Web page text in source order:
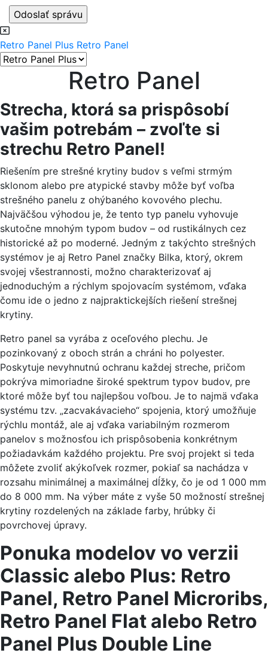
Retro Panel Plus Retro Panel
Retro Panel
Strecha, ktorá sa prispôsobí
vašim potrebám – zvoľte si
strechu Retro Panel!
Riešením pre strešné krytiny budov s veľmi strmým
sklonom alebo pre atypické stavby môže byť voľba
strešného panelu z ohýbaného kovového plechu.
Najväčšou výhodou je, že tento typ panelu vyhovuje
skutočne mnohým typom budov – od rustikálnych cez
historické až po moderné. Jedným z takýchto strešných
systémov je aj Retro Panel značky Bilka, ktorý, okrem
svojej všestrannosti, možno charakterizovať aj
jednoduchým a rýchlym spojovacím systémom, vďaka
čomu ide o jedno z najpraktickejších riešení strešnej
krytiny.
Retro panel sa vyrába z oceľového plechu. Je
pozinkovaný z oboch strán a chráni ho polyester.
Poskytuje nevyhnutnú ochranu každej streche, pričom
pokrýva mimoriadne široké spektrum typov budov, pre
ktoré môže byť tou najlepšou voľbou. Je to najmä vďaka
systému tzv. „zacvakávacieho“ spojenia, ktorý umožňuje
rýchlu montáž, ale aj vďaka variabilným rozmerom
panelov s možnosťou ich prispôsobenia konkrétnym
požiadavkám každého projektu. Pre svoj projekt si teda
môžete zvoliť akýkoľvek rozmer, pokiaľ sa nachádza v
rozsahu minimálnej a maximálnej dĺžky, čo je od 1 000 mm
do 8 000 mm. Na výber máte z vyše 50 možností strešnej
krytiny rozdelených na základe farby, hrúbky či
povrchovej úpravy.
Ponuka modelov vo verzii
Classic alebo Plus: Retro
Panel, Retro Panel Microribs,
Retro Panel Flat alebo Retro
Panel Plus Double Line